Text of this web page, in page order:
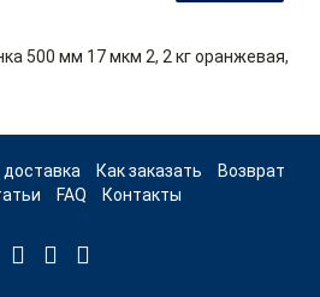
500 мм 17 мкм 2, 2 кг оранжевая,
Как заказать
Возврат
FAQ Контакты